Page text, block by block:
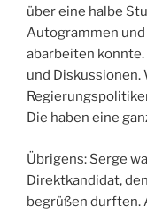
über eine halbe
Autogrammen
abarbeiten konnte.
und Diskussionen.
Die haben eine
Übrigens: Serge
Direktkandidat,
begrüßen durften.